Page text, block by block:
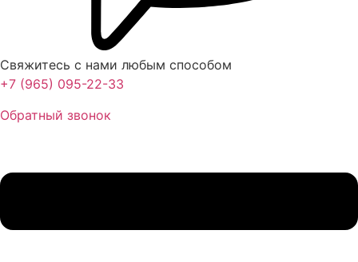
Свяжитесь с нами любым способом
+7 (965) 095-22-33
Обратный звонок